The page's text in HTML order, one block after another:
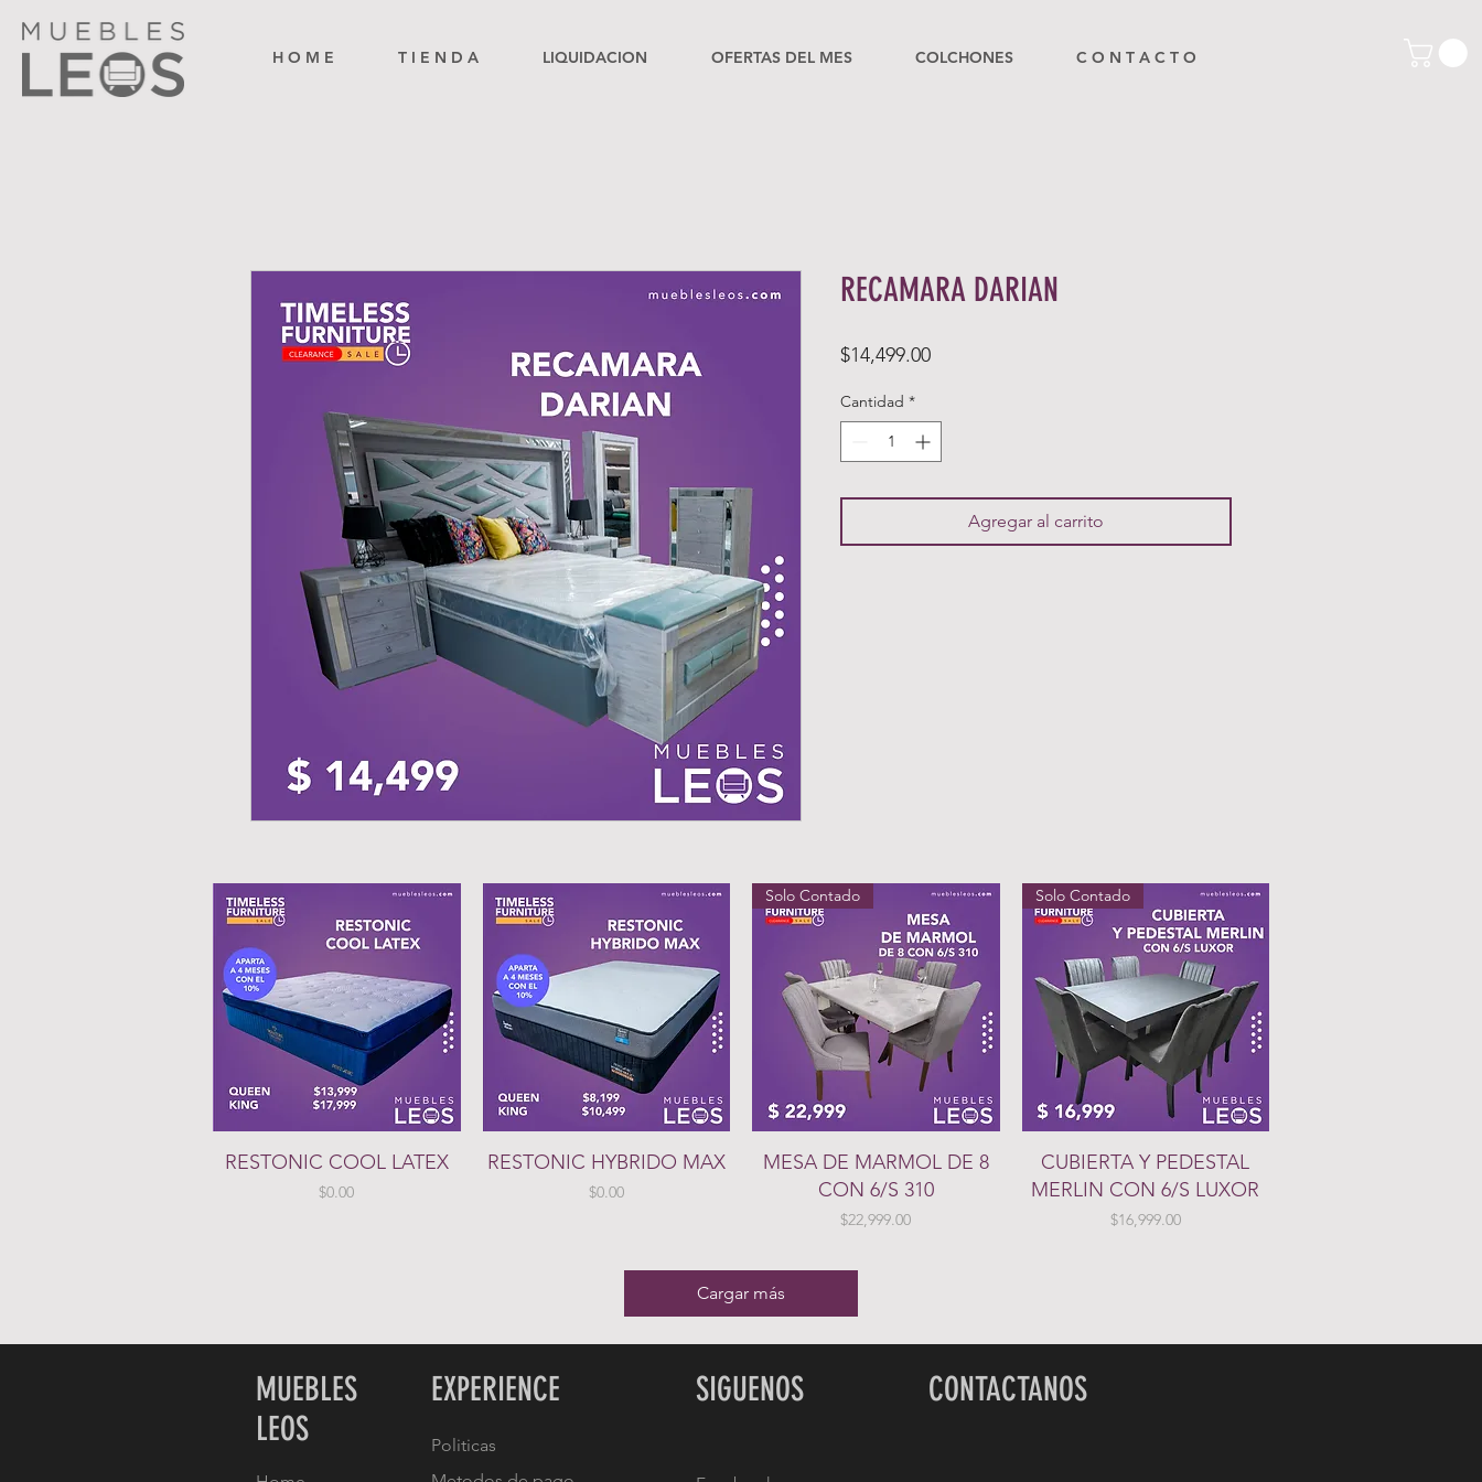
H O M E T I E N D A LIQUIDACION OFERTAS DEL MES COLCHONES C O N T A C T O
RECAMARA DARIAN
$14,499.00Precio
Cantidad *
Agregar al carrito
Vista rápida
RESTONIC COOL LATEX
Precio
$0.00
Vista rápida
RESTONIC HYBRIDO MAX
Precio
$0.00
Vista rápida
Solo Contado
MESA DE MARMOL DE 8
CON 6/S 310
Precio
$22,999.00
Vista rápida
Solo Contado
CUBIERTA Y PEDESTAL
MERLIN CON 6/S LUXOR
Precio
$16,999.00
Cargar más
MUEBLES
LEOS
EXPERIENCE
Politicas
SIGUENOS CONTACTANOS